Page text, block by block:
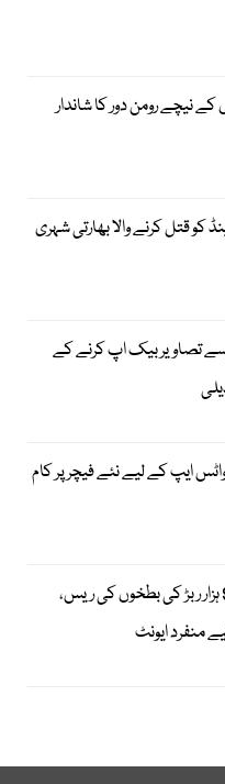
کے نیچے رومن دور کا شاندار
کو قتل کرنے والا بھارتی شہری
تصاویر بیک اپ کرنے کے
ایپ کے لیے نئے فیچر پر کام
شکاگو دریا میں 90 ہزار ربڑ کی بطخوں کی ریس،
منفرد ایونٹ